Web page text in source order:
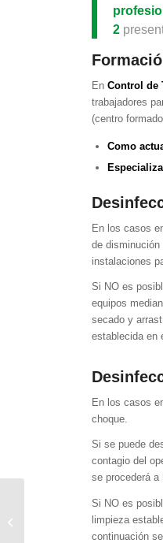
2
EnControl de
trabajadores
(centro
Como
En los casos
de
instalaciones
Si NO es
equipos
secado y
establecida en
En los casos
choque.
Si se puede
contagio del
se procederá
Si NO es
limpieza
continuación
Nuevo Servicio
desinfección COVID-19